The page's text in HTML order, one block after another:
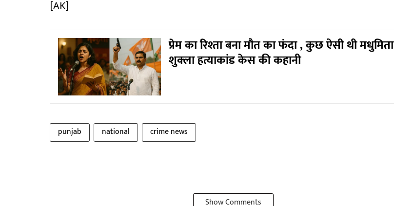
[AK]
प्रेम का रिश्ता बना मौत का फंदा , कुछ ऐसी थी मधुमिता
शुक्ला हत्याकांड केस की कहानी
punjab national crime news
Show Comments